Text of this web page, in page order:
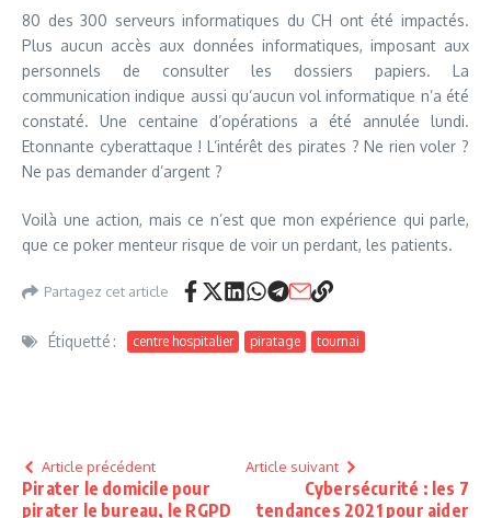
80 des 300 serveurs informatiques du CH ont été impactés.
Plus aucun accès aux données informatiques, imposant aux
personnels de consulter les dossiers papiers. La
communication indique aussi qu’aucun vol informatique n’a été
constaté. Une centaine d’opérations a été annulée lundi.
Etonnante cyberattaque ! L’intérêt des pirates ? Ne rien voler ?
Ne pas demander d’argent ?
Voilà une action, mais ce n’est que mon expérience qui parle,
que ce poker menteur risque de voir un perdant, les patients.
Partagez cet article
Étiquetté : centre hospitalier piratage tournai
Article précédent
Pirater le domicile pour
pirater le bureau, le RGPD
Article suivant
Cybersécurité : les 7
tendances 2021 pour aider